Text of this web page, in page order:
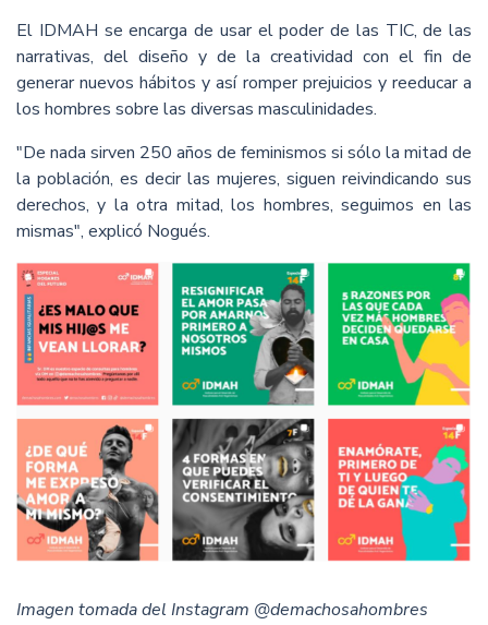
El IDMAH se encarga de usar el poder de las TIC, de las
narrativas, del diseño y de la creatividad con el fin de
generar nuevos hábitos y así romper prejuicios y reeducar a
los hombres sobre las diversas masculinidades.
"De nada sirven 250 años de feminismos si sólo la mitad de
la población, es decir las mujeres, siguen reivindicando sus
derechos, y la otra mitad, los hombres, seguimos en las
mismas", explicó Nogués.
Imagen tomada del Instagram @demachosahombres